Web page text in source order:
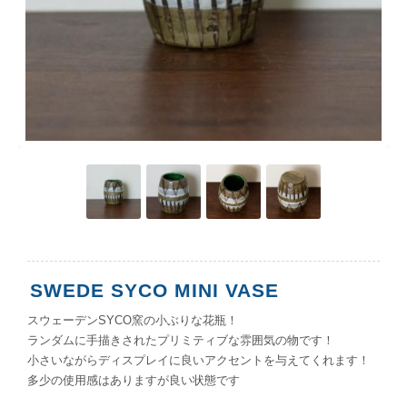
SWEDE SYCO MINI VASE
スウェーデンSYCO窯の小ぶりな花瓶！
ランダムに手描きされたプリミティブな雰囲気の物です！
小さいながらディスプレイに良いアクセントを与えてくれます！
多少の使用感はありますが良い状態です